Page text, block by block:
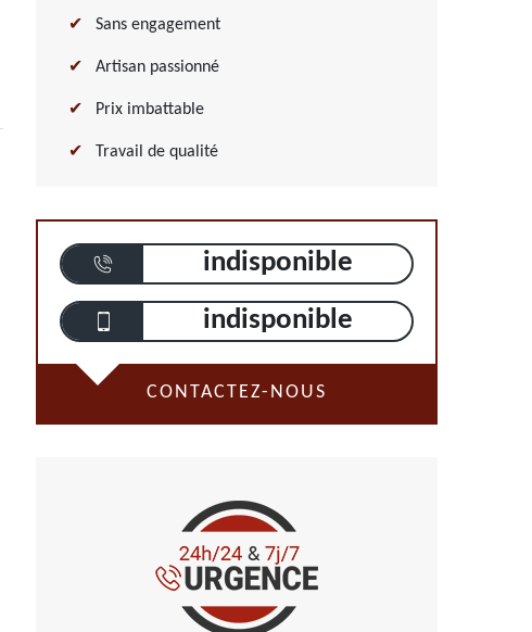
Sans engagement
Artisan passionné
Prix imbattable
Travail de qualité
indisponible
indisponible
CONTACTEZ-NOUS